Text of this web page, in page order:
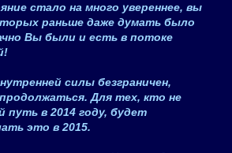
стало на много увереннее, вы
раньше даже думать было
Вы были и есть в потоке
силы безграничен,
Для тех, кто не
путь в 2014 году, будет
это в 2015.